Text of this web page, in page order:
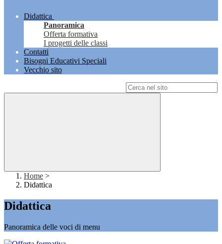
Didattica
Panoramica
Offerta formativa
I progetti delle classi
Contatti
Bisogni Educativi Speciali
Vecchio sito
Home >
Didattica
Didattica
Panoramica delle voci di menu